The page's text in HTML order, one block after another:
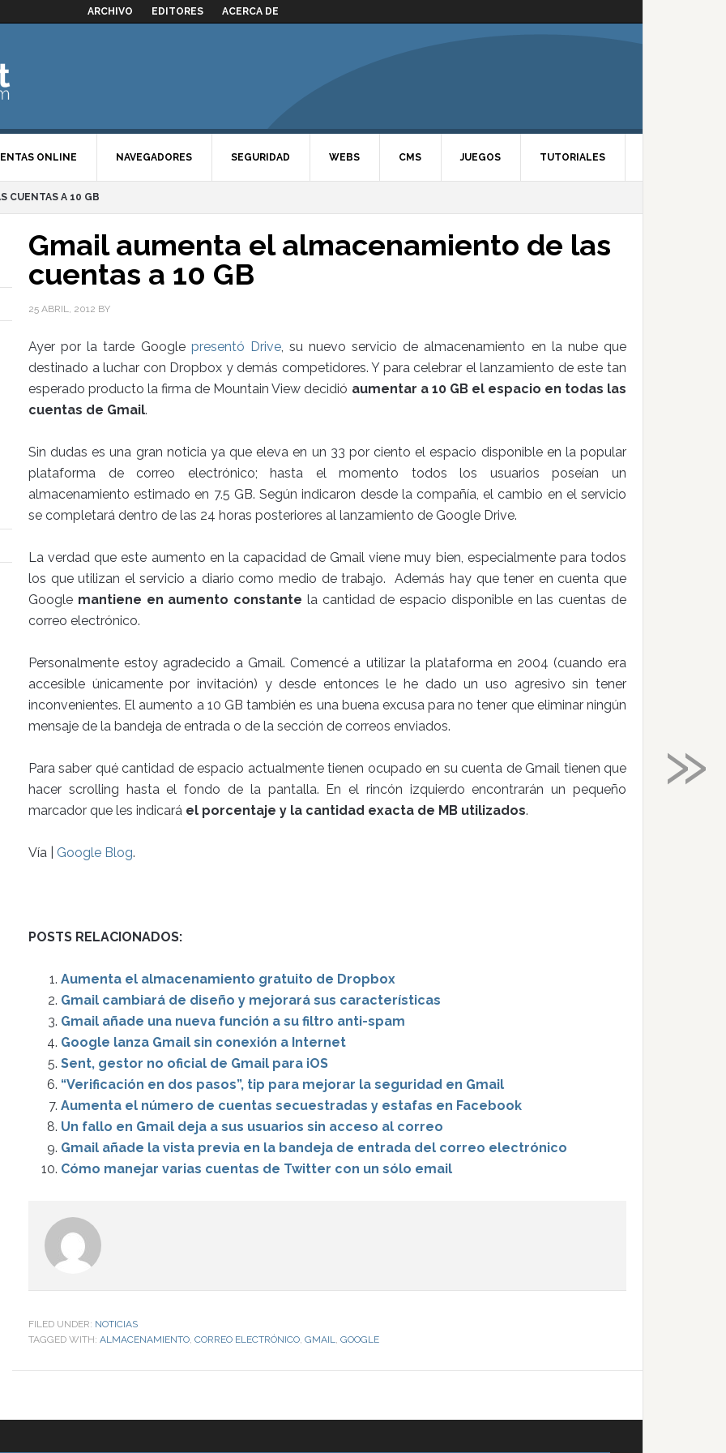
ARCHIVO EDITORES ACERCA DE
ONLINE NAVEGADORES SEGURIDAD WEBS CMS JUEGOS TUTORIALES
CUENTAS A 10 GB
Gmail aumenta el almacenamiento de las
cuentas a 10 GB
25 ABRIL, 2012 BY
Ayer por la tarde Google presentó Drive, su nuevo servicio de almacenamiento en la nube que
destinado a luchar con Dropbox y demás competidores. Y para celebrar el lanzamiento de este tan
esperado producto la firma de Mountain View decidió aumentar a 10 GB el espacio en todas las
cuentas de Gmail.
Sin dudas es una gran noticia ya que eleva en un 33 por ciento el espacio disponible en la popular
plataforma de correo electrónico; hasta el momento todos los usuarios poseían un
almacenamiento estimado en 7.5 GB. Según indicaron desde la compañía, el cambio en el servicio
se completará dentro de las 24 horas posteriores al lanzamiento de Google Drive.
La verdad que este aumento en la capacidad de Gmail viene muy bien, especialmente para todos
los que utilizan el servicio a diario como medio de trabajo. Además hay que tener en cuenta que
Google mantiene en aumento constante la cantidad de espacio disponible en las cuentas de
correo electrónico.
Personalmente estoy agradecido a Gmail. Comencé a utilizar la plataforma en 2004 (cuando era
accesible únicamente por invitación) y desde entonces le he dado un uso agresivo sin tener
inconvenientes. El aumento a 10 GB también es una buena excusa para no tener que eliminar ningún
mensaje de la bandeja de entrada o de la sección de correos enviados.
Para saber qué cantidad de espacio actualmente tienen ocupado en su cuenta de Gmail tienen que
hacer scrolling hasta el fondo de la pantalla. En el rincón izquierdo encontrarán un pequeño
marcador que les indicará el porcentaje y la cantidad exacta de MB utilizados.
Vía | Google Blog.
POSTS RELACIONADOS:
Aumenta el almacenamiento gratuito de Dropbox
Gmail cambiará de diseño y mejorará sus características
Gmail añade una nueva función a su filtro anti-spam
Google lanza Gmail sin conexión a Internet
Sent, gestor no oficial de Gmail para iOS
“Verificación en dos pasos”, tip para mejorar la seguridad en Gmail
Aumenta el número de cuentas secuestradas y estafas en Facebook
Un fallo en Gmail deja a sus usuarios sin acceso al correo
Gmail añade la vista previa en la bandeja de entrada del correo electrónico
Cómo manejar varias cuentas de Twitter con un sólo email
FILED UNDER: NOTICIAS
TAGGED WITH: ALMACENAMIENTO, CORREO ELECTRÓNICO, GMAIL, GOOGLE
»